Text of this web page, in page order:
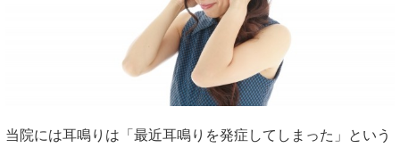
当院には耳鳴りは「最近耳鳴りを発症してしまった」という